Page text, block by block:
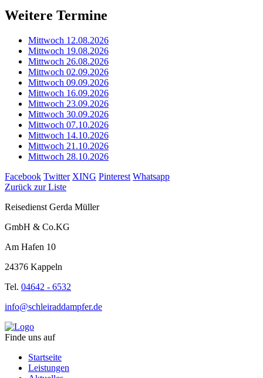
Weitere Termine
Mittwoch 12.08.2026
Mittwoch 19.08.2026
Mittwoch 26.08.2026
Mittwoch 02.09.2026
Mittwoch 09.09.2026
Mittwoch 16.09.2026
Mittwoch 23.09.2026
Mittwoch 30.09.2026
Mittwoch 07.10.2026
Mittwoch 14.10.2026
Mittwoch 21.10.2026
Mittwoch 28.10.2026
Facebook Twitter XING Pinterest Whatsapp
Zurück zur Liste
Reisedienst Gerda Müller
GmbH & Co.KG
Am Hafen 10
24376 Kappeln
Tel. 04642 - 6532
info@schleiraddampfer.de
Finde uns auf
Startseite
Leistungen